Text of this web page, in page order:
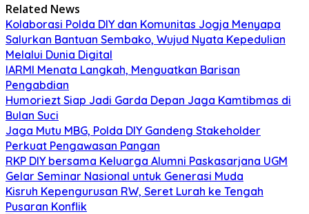
Related News
Kolaborasi Polda DIY dan Komunitas Jogja Menyapa
Salurkan Bantuan Sembako, Wujud Nyata Kepedulian
Melalui Dunia Digital
IARMI Menata Langkah, Menguatkan Barisan
Pengabdian
Humoriezt Siap Jadi Garda Depan Jaga Kamtibmas di
Bulan Suci
Jaga Mutu MBG, Polda DIY Gandeng Stakeholder
Perkuat Pengawasan Pangan
RKP DIY bersama Keluarga Alumni Paskasarjana UGM
Gelar Seminar Nasional untuk Generasi Muda
Kisruh Kepengurusan RW, Seret Lurah ke Tengah
Pusaran Konflik